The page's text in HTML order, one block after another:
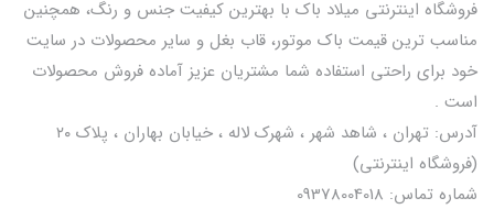
فروشگاه اینترنتی میلاد باک با بهترین کیفیت جنس و رنگ، همچنین
مناسب ترین قیمت باک موتور، قاب بغل و سایر محصولات در سایت
خود برای راحتی استفاده شما مشتریان عزیز آماده فروش محصولات
است .
آدرس: تهران ، شاهد شهر ، شهرک لاله ، خیابان بهاران ، پلاک ۲۰
(فروشگاه اینترنتی)
شماره تماس: 09378004018